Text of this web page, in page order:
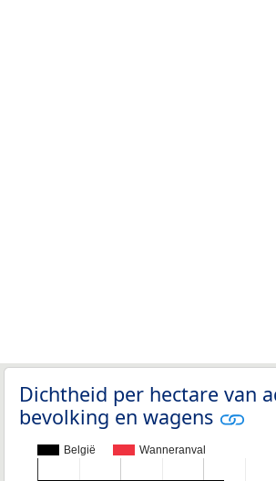
Dichtheid per hectare van
bevolking en wagens
België Wanneranval